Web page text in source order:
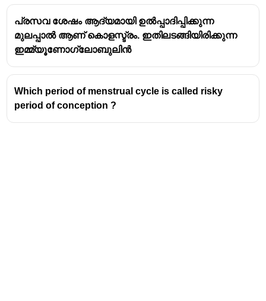
Option (b) "An embryo from endosperm" is incorrect
because the endosperm serves as nutritive tissue,
not the embryo.
Option (c) "A new organism from fusion products of
gametes" describes sexual reproduction, not
apomixis.
പ്രസവ ശേഷം ആദ്യമായി ഉൽപ്പാദിപ്പിക്കുന്ന
മുലപ്പാൽ ആണ് കൊളസ്ട്രം. ഇതിലടങ്ങിയിരിക്കുന്ന
ഇമ്മ്യൂണോഗ്ലോബുലിൻ
Which period of menstrual cycle is called risky
period of conception ?